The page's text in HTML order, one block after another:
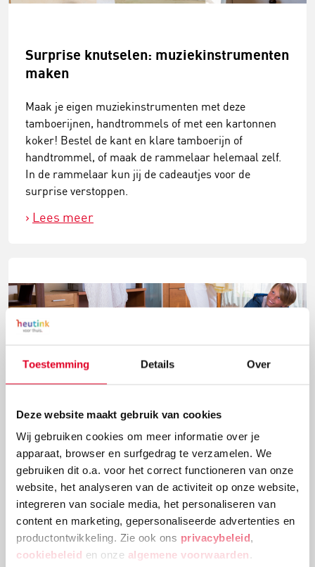
Toestemming Details Over
Deze website maakt gebruik van cookies
Wij gebruiken cookies om meer informatie over je
apparaat, browser en surfgedrag te verzamelen. We
gebruiken dit o.a. voor het correct functioneren van onze
website, het analyseren van de activiteit op onze website,
integreren van sociale media, het personaliseren van
content en marketing, gepersonaliseerde advertenties en
productontwikkeling. Zie ook ons privacybeleid,
cookiebeleid en onze algemene voorwaarden .
Surprise knutselen: muziekinstrumenten
maken
Maak je eigen muziekinstrumenten met deze
tamboerijnen, handtrommels of met een kartonnen
koker! Bestel de kant en klare tamboerijn of
handtrommel, of maak de rammelaar helemaal zelf.
In de rammelaar kun jij de cadeautjes voor de
surprise verstoppen.
Lees meer
Speel muzikale stippendans
Speel Twister met een muzikale draai in deze variant
op stoelendans. Het is een ideaal muzikaal
tussendoortje om even wat energie kwijt te raken.
Lees meer